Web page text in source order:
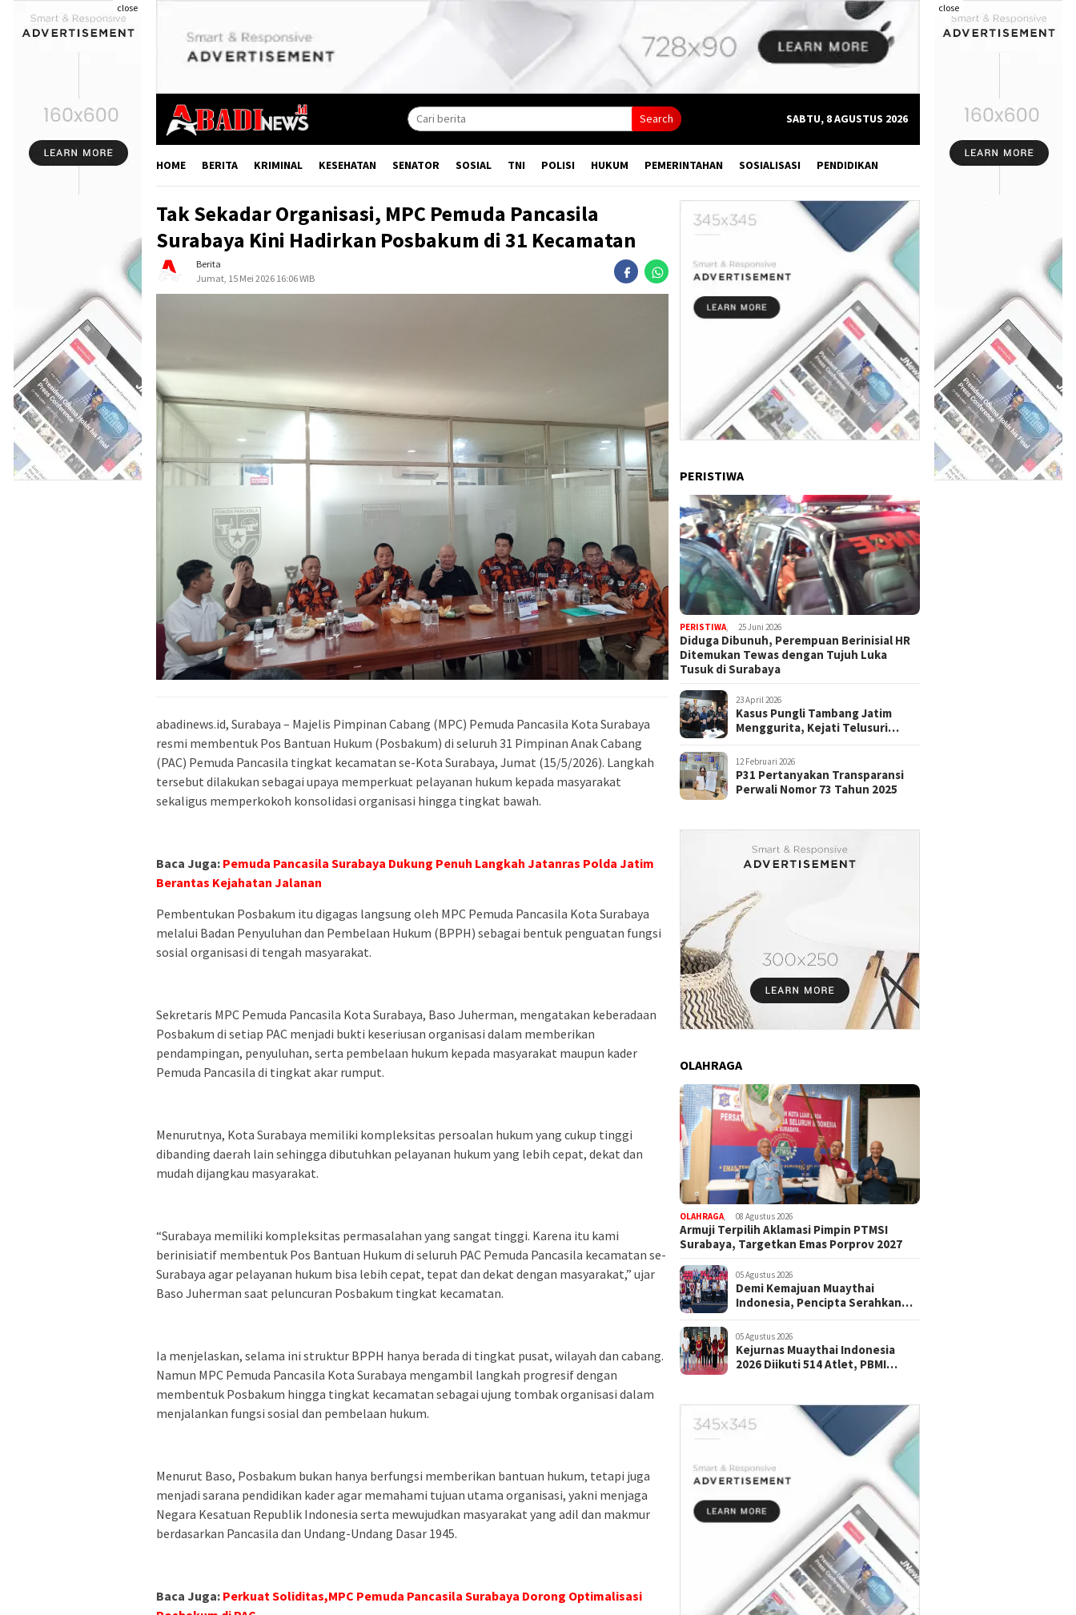
close close
Search SABTU, 8 AGUSTUS 2026
HOME BERITA KRIMINAL KESEHATAN SENATOR SOSIAL TNI POLISI HUKUM PEMERINTAHAN SOSIALISASI PENDIDIKAN
Tak Sekadar Organisasi, MPC Pemuda Pancasila
Surabaya Kini Hadirkan Posbakum di 31 Kecamatan
Berita
Jumat, 15 Mei 2026 16:06 WIB
abadinews.id, Surabaya – Majelis Pimpinan Cabang (MPC) Pemuda Pancasila Kota Surabaya
resmi membentuk Pos Bantuan Hukum (Posbakum) di seluruh 31 Pimpinan Anak Cabang
(PAC) Pemuda Pancasila tingkat kecamatan se-Kota Surabaya, Jumat (15/5/2026). Langkah
tersebut dilakukan sebagai upaya memperkuat pelayanan hukum kepada masyarakat
sekaligus memperkokoh konsolidasi organisasi hingga tingkat bawah.
Baca Juga: Pemuda Pancasila Surabaya Dukung Penuh Langkah Jatanras Polda Jatim
Berantas Kejahatan Jalanan
Pembentukan Posbakum itu digagas langsung oleh MPC Pemuda Pancasila Kota Surabaya
melalui Badan Penyuluhan dan Pembelaan Hukum (BPPH) sebagai bentuk penguatan fungsi
sosial organisasi di tengah masyarakat.
Sekretaris MPC Pemuda Pancasila Kota Surabaya, Baso Juherman, mengatakan keberadaan
Posbakum di setiap PAC menjadi bukti keseriusan organisasi dalam memberikan
pendampingan, penyuluhan, serta pembelaan hukum kepada masyarakat maupun kader
Pemuda Pancasila di tingkat akar rumput.
Menurutnya, Kota Surabaya memiliki kompleksitas persoalan hukum yang cukup tinggi
dibanding daerah lain sehingga dibutuhkan pelayanan hukum yang lebih cepat, dekat dan
mudah dijangkau masyarakat.
“Surabaya memiliki kompleksitas permasalahan yang sangat tinggi. Karena itu kami
berinisiatif membentuk Pos Bantuan Hukum di seluruh PAC Pemuda Pancasila kecamatan se-
Surabaya agar pelayanan hukum bisa lebih cepat, tepat dan dekat dengan masyarakat,” ujar
Baso Juherman saat peluncuran Posbakum tingkat kecamatan.
Ia menjelaskan, selama ini struktur BPPH hanya berada di tingkat pusat, wilayah dan cabang.
Namun MPC Pemuda Pancasila Kota Surabaya mengambil langkah progresif dengan
membentuk Posbakum hingga tingkat kecamatan sebagai ujung tombak organisasi dalam
menjalankan fungsi sosial dan pembelaan hukum.
Menurut Baso, Posbakum bukan hanya berfungsi memberikan bantuan hukum, tetapi juga
menjadi sarana pendidikan kader agar memahami tujuan utama organisasi, yakni menjaga
Negara Kesatuan Republik Indonesia serta mewujudkan masyarakat yang adil dan makmur
berdasarkan Pancasila dan Undang-Undang Dasar 1945.
Baca Juga: Perkuat Soliditas,MPC Pemuda Pancasila Surabaya Dorong Optimalisasi
PERISTIWA
PERISTIWA, 25 Juni 2026
Diduga Dibunuh, Perempuan Berinisial HR
Ditemukan Tewas dengan Tujuh Luka
Tusuk di Surabaya
23 April 2026
Kasus Pungli Tambang Jatim
Menggurita, Kejati Telusuri
12 Februari 2026
P31 Pertanyakan Transparansi
Perwali Nomor 73 Tahun 2025
OLAHRAGA
OLAHRAGA 08 Agustus 2026
Armuji Terpilih Aklamasi Pimpin PTMSI
Surabaya, Targetkan Emas Porprov 2027
05 Agustus 2026
Demi Kemajuan Muaythai
Indonesia, Pencipta Serahkan
Nusantara kepada PBMI
05 Agustus 2026
Kejurnas Muaythai Indonesia
2026 Diikuti 514 Atlet, PBMI